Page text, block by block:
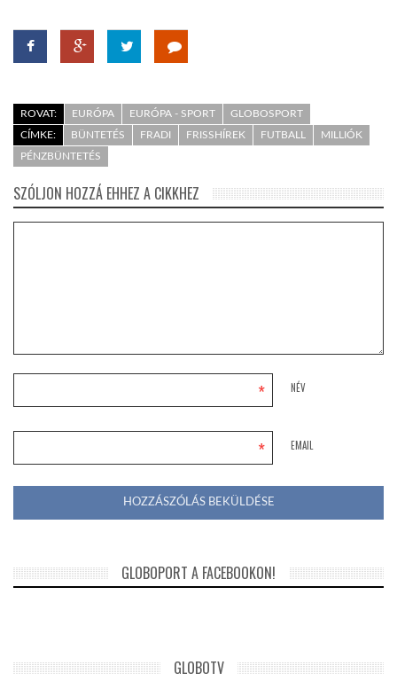
ROVAT: EURÓPA EURÓPA - SPORT
GLOBOSPORT
CÍMKE:
BÜNTETÉS FRADI FRISSHÍREK FUTBALL
MILLIÓK
PÉNZBÜNTETÉS
SZÓLJON HOZZÁ EHHEZ A CIKKHEZ
NÉV
*
EMAIL
*
GLOBOPORT A FACEBOOKON!
GLOBOTV